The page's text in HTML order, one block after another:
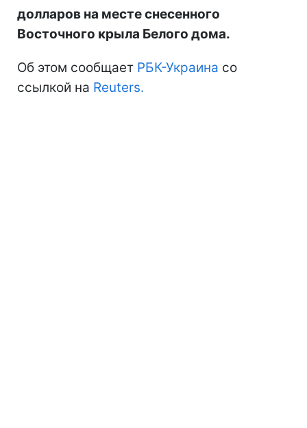
долларов на месте снесенного
Восточного крыла Белого дома.
Об этом сообщает РБК-Украина со
ссылкой на Reuters.